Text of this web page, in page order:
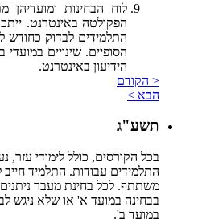
לוח הבחינות ומועדיהן
הפקולטה באינטרנט.
התלמידים לבדוק כחודש
הסופיים. שינויים
הידיעון באינטרנט.
< הקודם
הבא >
תשע"ג
בכל הקורסים, כולל לימודי עזר,
התלמידים עבודות. התלמיד חייב
משתתף. לכל בחינת מעבר
בבחינה במועד א' או שלא ניגש
במועד ב'.